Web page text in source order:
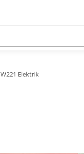
W221 Elektrik